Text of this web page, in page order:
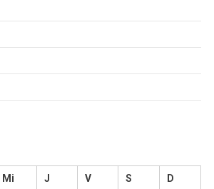
Mi J V S D